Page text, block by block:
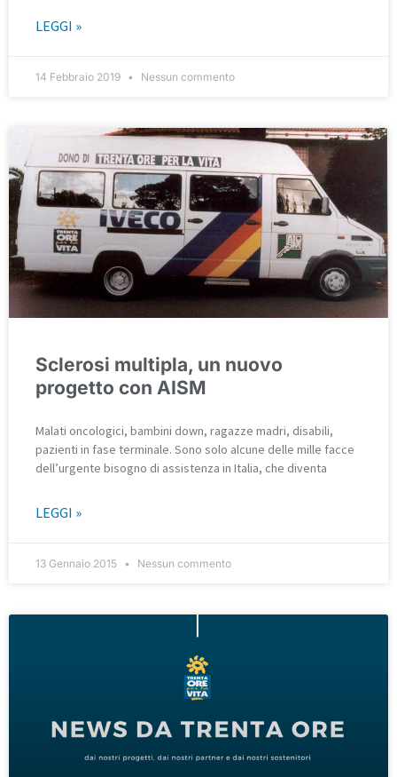
LEGGI »
14 Febbraio 2019 Nessun commento
Sclerosi multipla, un nuovo
progetto con AISM
Malati oncologici, bambini down, ragazze madri, disabili,
pazienti in fase terminale. Sono solo alcune delle mille facce
dell’urgente bisogno di assistenza in Italia, che diventa
LEGGI »
13 Gennaio 2015 Nessun commento